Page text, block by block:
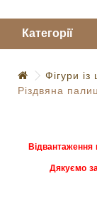
Категорії
Фігури
Різдвяна
Відвантаження
Дякуємо